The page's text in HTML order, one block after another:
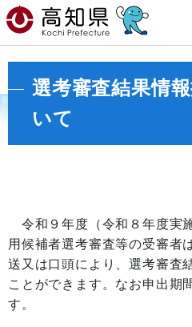
選考審査結果情
いて
令和９年度（令和８年度実
用候補者選考審査等の受審者
送又は口頭により、選考審査
ことができます。なお申出期
す。